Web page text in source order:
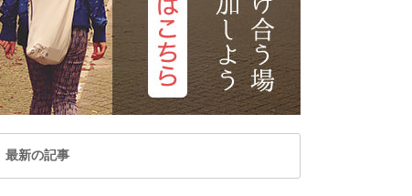
国
オセアニア
ーストラリア
トンガ
ュージーランド
パラオ共和国
ンマーク・エコビレッジで自然
暮らす｜日本人ホストのホーム
ステイ体験
最新の記事